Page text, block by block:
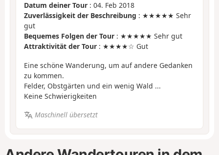
Datum deiner Tour : 04. Feb 2018
Zuverlässigkeit der Beschreibung : ★★★★★ Sehr
gut
Bequemes Folgen der Tour : ★★★★★ Sehr gut
Attraktivität der Tour : ★★★★☆ Gut
Eine schöne Wanderung, um auf andere Gedanken
zu kommen.
Felder, Obstgärten und ein wenig Wald ...
Keine Schwierigkeiten
Maschinell übersetzt